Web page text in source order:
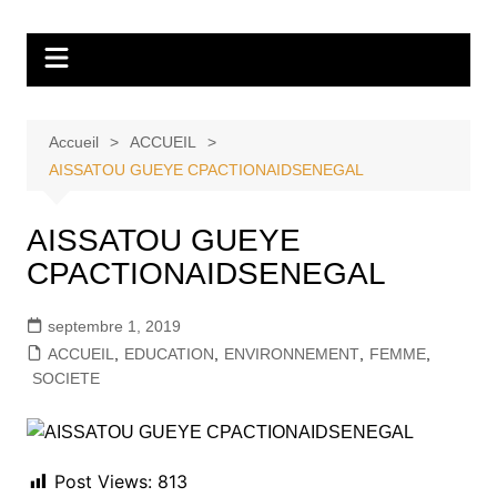
contenu
Tvdescollines
Accueil
ACCUEIL
AISSATOU GUEYE CPACTIONAIDSENEGAL
AISSATOU GUEYE
CPACTIONAIDSENEGAL
septembre 1, 2019
ACCUEIL
EDUCATION ENVIRONNEMENT, FEMME,
SOCIETE
Post Views: 813